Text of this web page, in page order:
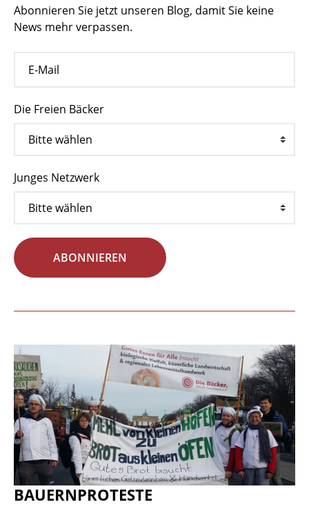
Abonnieren Sie jetzt unseren Blog, damit Sie keine
News mehr verpassen.
Die Freien Bäcker
Junges Netzwerk
ABONNIEREN
BAUERNPROTESTE